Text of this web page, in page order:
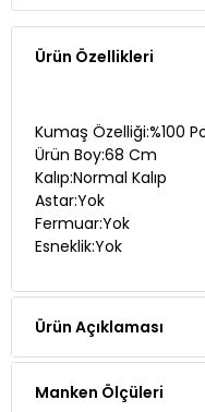
Ürün Özellikleri
Kumaş Özelliği:%100
Ürün Boy:68 Cm
Kalıp:Normal Kalıp
Astar:Yok
Fermuar:Yok
Esneklik:Yok
Ürün Açıklaması
Manken Ölçüleri